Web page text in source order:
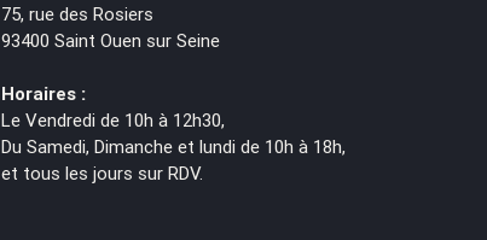
75, rue des Rosiers
93400 Saint Ouen sur Seine
Horaires :
Le Vendredi de 10h à 12h30,
Du Samedi, Dimanche et lundi de 10h à 18h,
et tous les jours sur RDV.